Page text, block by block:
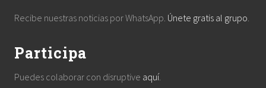
Recibe nuestras noticias por WhatsApp. Únete gratis al grupo.
Participa
Puedes colaborar con disruptive aquí.